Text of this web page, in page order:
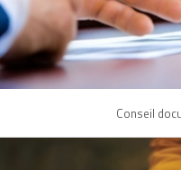
Conseil